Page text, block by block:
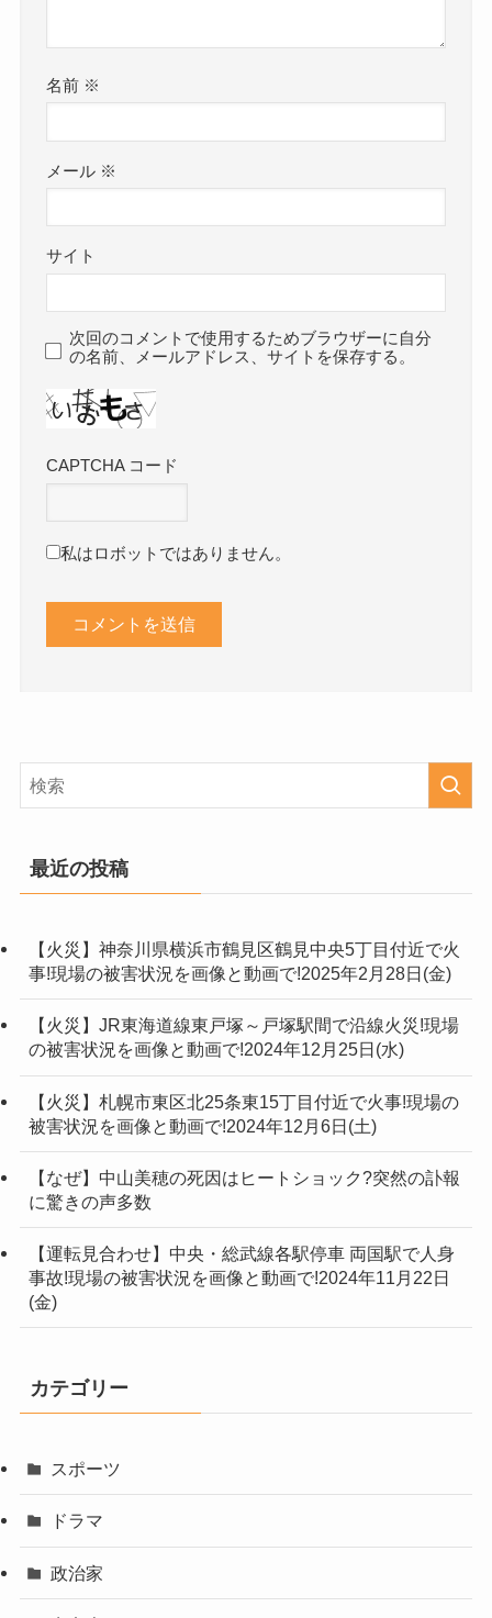
名前 ※
メール ※
サイト
次回のコメントで使用するためブラウザーに自分
の名前、メールアドレス、サイトを保存する。
CAPTCHA コード
私はロボットではありません。
最近の投稿
【火災】神奈川県横浜市鶴見区鶴見中央5丁目付近で火
事!現場の被害状況を画像と動画で!2025年2月28日(金)
【火災】JR東海道線東戸塚～戸塚駅間で沿線火災!現場
の被害状況を画像と動画で!2024年12月25日(水)
【火災】札幌市東区北25条東15丁目付近で火事!現場の
被害状況を画像と動画で!2024年12月6日(土)
【なぜ】中山美穂の死因はヒートショック?突然の訃報
に驚きの声多数
【運転見合わせ】中央・総武線各駅停車 両国駅で人身
事故!現場の被害状況を画像と動画で!2024年11月22日
(金)
カテゴリー
スポーツ
ドラマ
政治家